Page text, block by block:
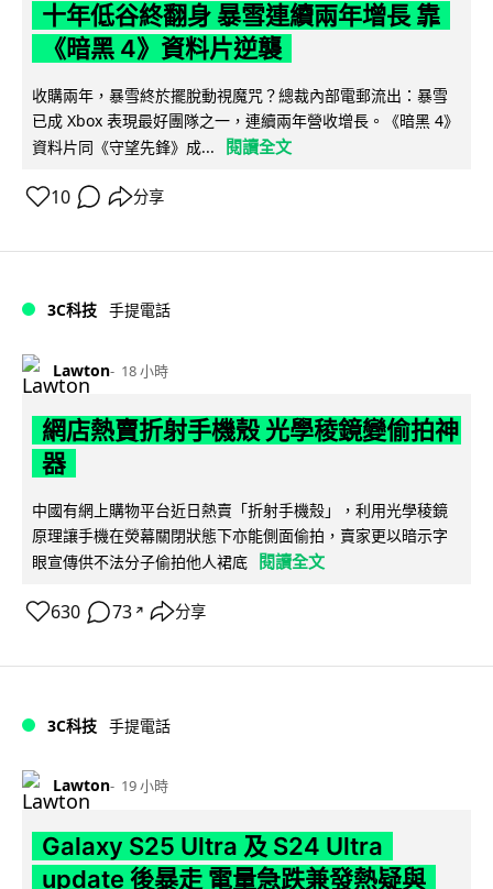
十年低谷終翻身 暴雪連續兩年增長 靠
《暗黑 4》資料片逆襲
收購兩年，暴雪終於擺脫動視魔咒？總裁內部電郵流出：暴雪
已成 Xbox 表現最好團隊之一，連續兩年營收增長。《暗黑 4》
資料片同《守望先鋒》成...
閱讀全文
10 分享
3C科技 手提電話
Lawton 18 小時
網店熱賣折射手機殼 光學稜鏡變偷拍神
器
中國有網上購物平台近日熱賣「折射手機殼」，利用光學稜鏡
原理讓手機在熒幕關閉狀態下亦能側面偷拍，賣家更以暗示字
眼宣傳供不法分子偷拍他人裙底
閱讀全文
630 73 ↗ 分享
3C科技 手提電話
Lawton 19 小時
Galaxy S25 Ultra 及 S24 Ultra
update 後暴走 電量急跌兼發熱疑與